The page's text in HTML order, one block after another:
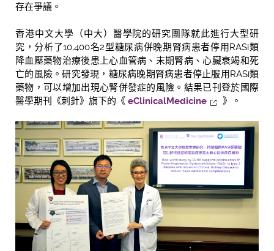
存在爭議。
香港中文大學（中大）醫學院的研究團隊就此進行大型研
究，分析了10,400名2型糖尿病併晚期腎病患者停用RASi類
降血壓藥物治療後患上心血管病、末期腎病、心臟衰竭和死
亡的風險。研究發現，糖尿病晚期腎病患者停止服用RASi類
藥物，可以增加出現心腎併發症的風險。結果已刊登於國際
醫學期刊《刺針》旗下的《 eClinicalMedicine 》。